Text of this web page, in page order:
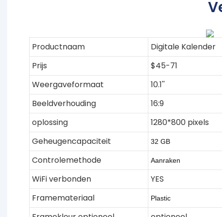
Productnaam Digitale Kalender
Prijs
$45-71
Weergaveformaat
10.1''
Beeldverhouding
16:9
oplossing
1280*800 pixels
Geheugencapaciteit
32 GB
Controlemethode Aanraken
WiFi verbonden YES
Framemateriaal
Plastic